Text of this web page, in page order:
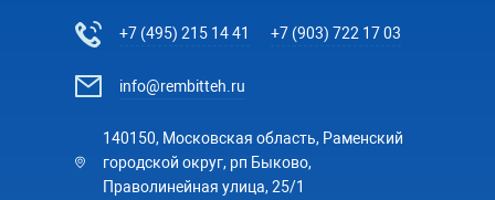
+7 (495) 215 14 41 +7 (903) 722 17 03
info@rembitteh.ru
140150, Московская область, Раменский
городской округ, рп Быково,
Праволинейная улица, 25/1